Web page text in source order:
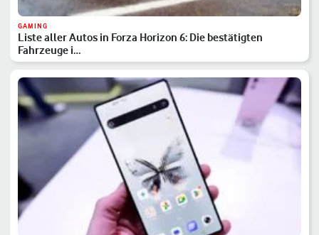
GAMING
Liste aller Autos in Forza Horizon 6: Die bestätigten
Fahrzeuge i…